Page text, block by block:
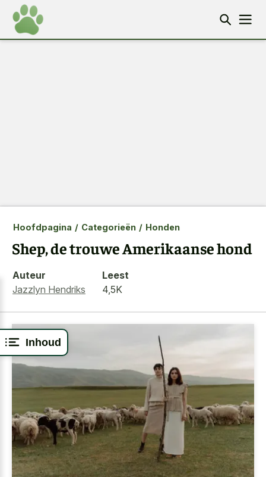
Inhoud
Hoofdpagina / Categorieën / Honden
Shep, de trouwe Amerikaanse hond
Auteur
Jazzlyn Hendriks
Leest
4,5K